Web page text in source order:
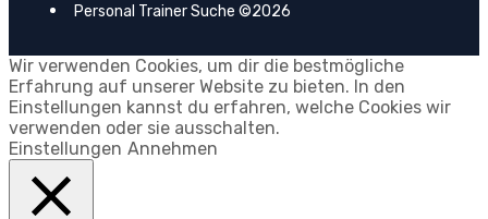
Personal Trainer Suche ©2026
Wir verwenden Cookies, um dir die bestmögliche
Erfahrung auf unserer Website zu bieten. In den
Einstellungen kannst du erfahren, welche Cookies wir
verwenden oder sie ausschalten.
Einstellungen Annehmen